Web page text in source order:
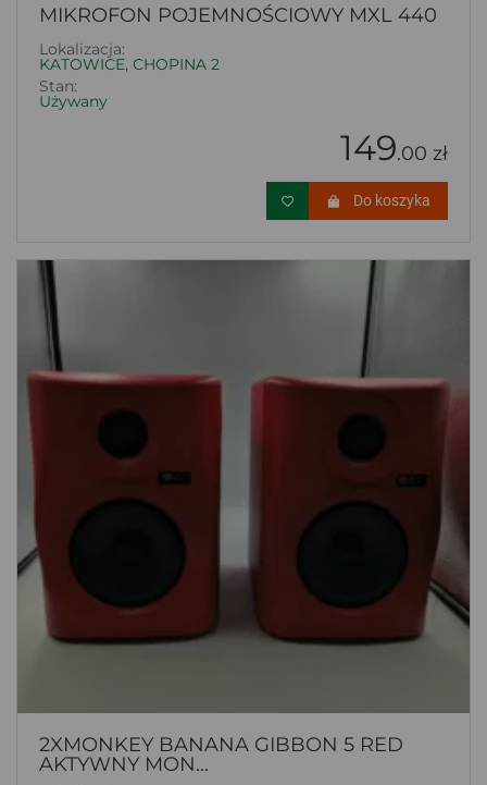
MIKROFON POJEMNOŚCIOWY MXL 440
Lokalizacja:
KATOWICE, CHOPINA 2
Stan:
Używany
149.00 zł
Do koszyka
2XMONKEY BANANA GIBBON 5 RED
AKTYWNY MON...